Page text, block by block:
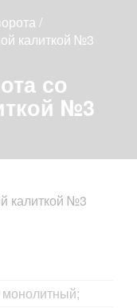
/
калиткой №3
со
№3